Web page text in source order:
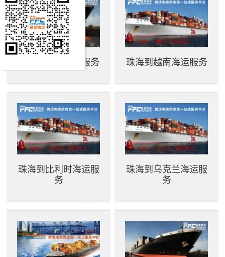
珠海到智利海运服务 珠海到越南海运服务
珠海到比利时海运服
务
珠海到乌克兰海运服
务